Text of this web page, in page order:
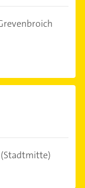
(Stadtmitte)